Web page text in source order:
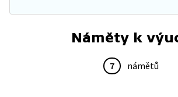
Náměty k
7 námětů